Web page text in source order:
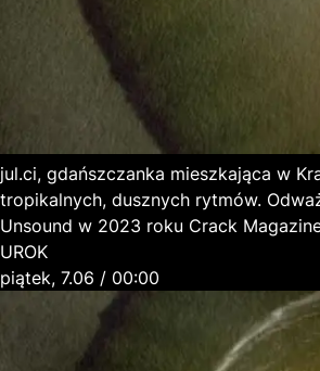
jul.ci, gdańszczanka mieszkająca w
tropikalnych, dusznych rytmów.
Unsound w 2023 roku Crack
UROK
piątek, 7.06 / 00:00